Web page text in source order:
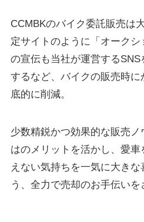
CCMBKのバイク委託販売は
定サイトのように「オーク
の宣伝も当社が運営する
するなど、バイクの販売時
底的に削減。
少数精鋭かつ効果的な販売
はのメリットを活かし、愛
えない気持ちを一気に大き
う、全力で売却のお手伝いを